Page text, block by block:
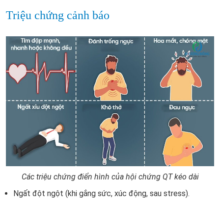
Triệu chứng cảnh báo
Các triệu chứng điển hình của hội chứng QT kéo dài
Ngất đột ngột (khi gắng sức, xúc động, sau stress).